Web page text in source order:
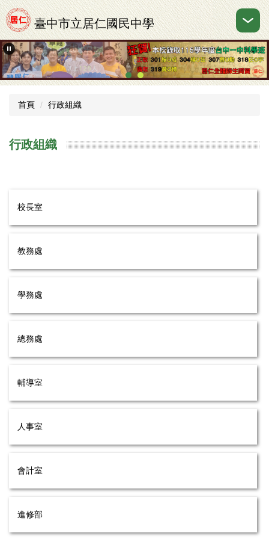
跳
到
主
要
內
容
區
臺中市立居仁國民中學
首頁 行政組織
行政組織
校長室
教務處
學務處
總務處
輔導室
人事室
會計室
進修部